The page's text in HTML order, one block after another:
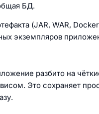
БД.
(JAR, WAR,
экземпляров
разбито на
Это сохраняет